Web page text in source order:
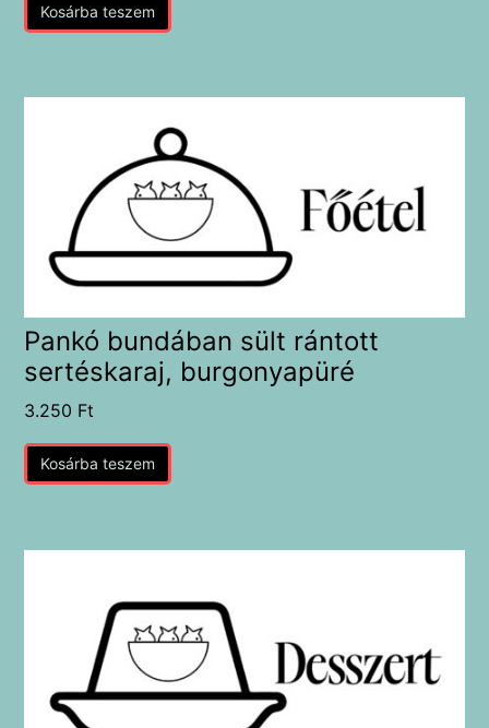
Kosárba teszem
Pankó bundában sült rántott
sertéskaraj, burgonyapüré
3.250 Ft
Kosárba teszem